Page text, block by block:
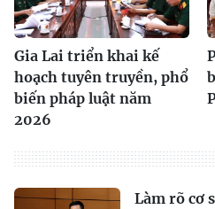
Gia Lai triển khai kế
hoạch tuyên truyền, phổ
biến pháp luật năm
2026
Làm rõ cơ